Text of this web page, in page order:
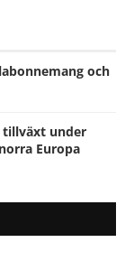
och
tillväxt under
Europa